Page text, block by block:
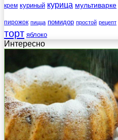
крем куриный курица мультиварке
пирожок пицца помидор простой рецепт
торт яблоко
Интересно